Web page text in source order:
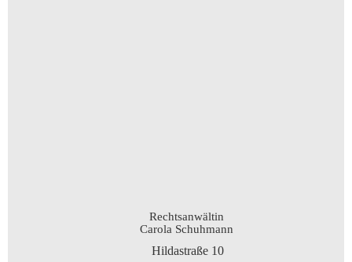
Rechtsanwältin
Carola Schuhmann
Hildastraße 10